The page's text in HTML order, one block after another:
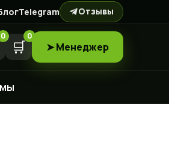
Telegram Отзывы
0
🛒
0
➤ Менеджер